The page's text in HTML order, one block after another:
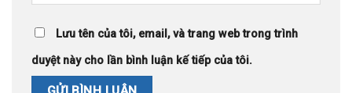
Lưu tên của tôi, email, và trang web trong trình
duyệt này cho lần bình luận kế tiếp của tôi.